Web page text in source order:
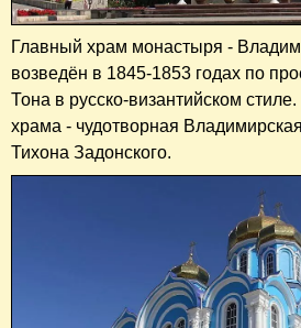
Главный храм монастыря -
возведён в 1845-1853 годах по
Тона в русско-византийском
храма - чудотворная
Тихона Задонского.